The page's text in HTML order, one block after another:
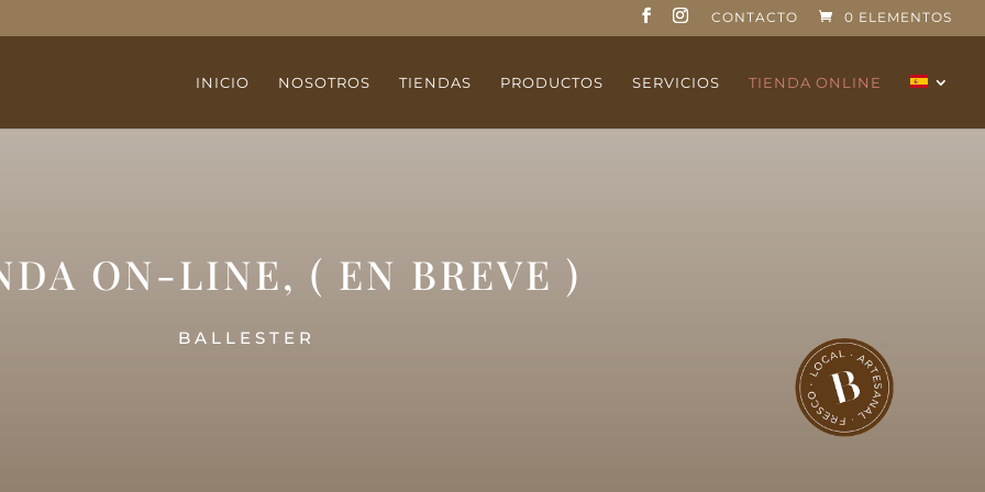
CONTACTO 0 ELEMENTOS
INICIO NOSOTROS TIENDAS PRODUCTOS SERVICIOS TIENDA ONLINE
ON-LINE, ( EN BREVE )
BALLESTER